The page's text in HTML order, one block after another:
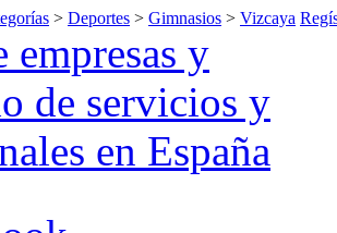
> Deportes > Gimnasios > Vizcaya